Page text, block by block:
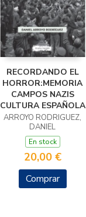
RECORDANDO EL
HORROR:MEMORIA
CAMPOS NAZIS
CULTURA ESPAÑOLA
ARROYO RODRIGUEZ,
DANIEL
En stock
20,00 €
Comprar